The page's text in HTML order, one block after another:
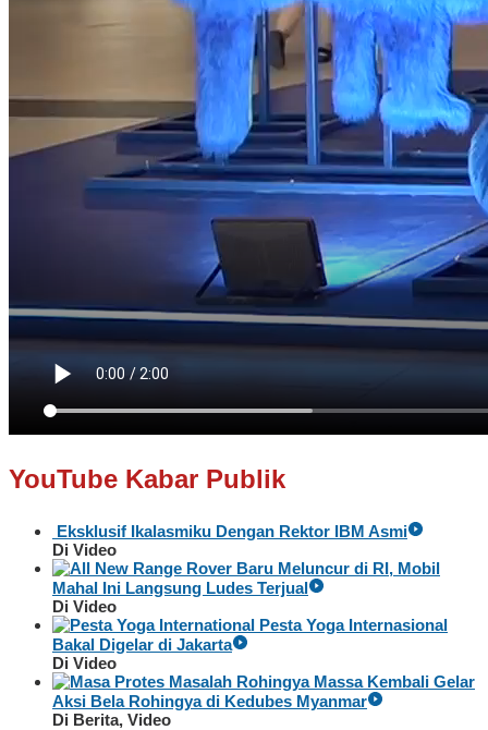
YouTube Kabar Publik
Eksklusif Ikalasmiku Dengan Rektor IBM Asmi
Di Video
Baru Meluncur di RI, Mobil
Mahal Ini Langsung Ludes Terjual
Di Video
Pesta Yoga Internasional
Bakal Digelar di Jakarta
Di Video
Massa Kembali Gelar
Aksi Bela Rohingya di Kedubes Myanmar
Di Berita, Video